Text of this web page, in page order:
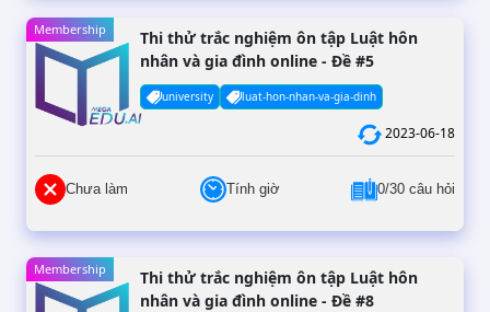
Membership
Thi thử trắc nghiệm ôn tập Luật hôn
nhân và gia đình online - Đề #5
university luat-hon-nhan-va-gia-dinh
2023-06-18
Chưa làm Tính giờ 0/30 câu hỏi
Membership
Thi thử trắc nghiệm ôn tập Luật hôn
nhân và gia đình online - Đề #8